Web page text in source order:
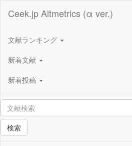
Ceek.jp Altmetrics (α ver.)
文献ランキング
新着文献
新着投稿
検索